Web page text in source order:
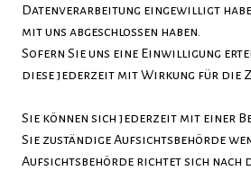
Datenverarbeitung eingewilligt
mit uns abgeschlossen haben.
Sofern Sie uns eine Einwilligung
diese jederzeit mit Wirkung für die
Sie können sich jederzeit mit einer
Sie zuständige Aufsichtsbehörde
Aufsichtsbehörde richtet sich nach